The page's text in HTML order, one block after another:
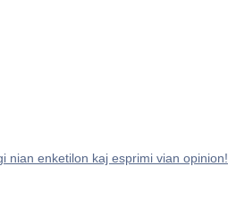
nian enketilon kaj esprimi vian opinion!